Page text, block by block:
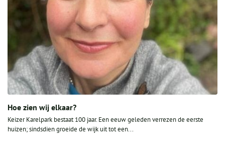
Hoe zien wij elkaar?
Keizer Karelpark bestaat 100 jaar. Een eeuw geleden verrezen de eerste
huizen; sindsdien groeide de wijk uit tot een...